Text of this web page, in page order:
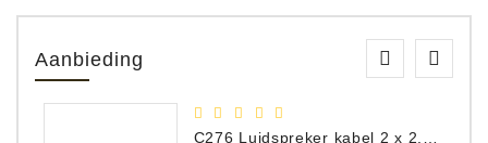
Aanbieding